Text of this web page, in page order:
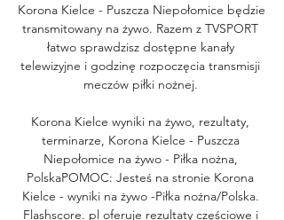
Korona Kielce - Puszcza Niepołomice będzie
transmitowany na żywo. Razem z TVSPORT
łatwo sprawdzisz dostępne kanały
telewizyjne i godzinę rozpoczęcia transmisji
meczów piłki nożnej.
Korona Kielce wyniki na żywo, rezultaty,
terminarze, Korona Kielce - Puszcza
Niepołomice na żywo - Piłka nożna,
PolskaPOMOC: Jesteś na stronie Korona
Kielce - wyniki na żywo -Piłka nożna/Polska.
Flashscore. pl oferuje rezultaty częściowe i